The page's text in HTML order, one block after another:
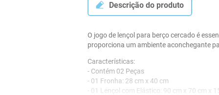
Descrição do produto
O jogo de lençol para berço cercado é
proporciona um ambiente aconchegante
Características:
- Contém 02 Peças
- 01 Fronha: 28 cm x 40 cm
- 01 Lençol com Elástico: 90 cm x 70 cm x